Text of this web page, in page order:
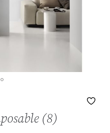
(8)